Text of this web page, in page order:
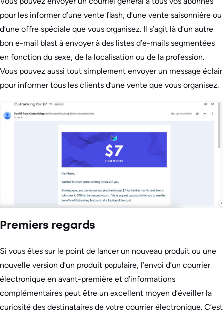
pour les informer d’une vente flash, d’une vente saisonnière ou
d’une offre spéciale que vous organisez. Il s’agit là d’un autre
bon e-mail blast à envoyer à des listes d’e-mails segmentées
en fonction du sexe, de la localisation ou de la profession.
Vous pouvez aussi tout simplement envoyer un message éclair
pour informer tous les clients d’une vente que vous organisez.
Premiers regards
Si vous êtes sur le point de lancer un nouveau produit ou une
nouvelle version d’un produit populaire, l’envoi d’un courrier
électronique en avant-première et d’informations
complémentaires peut être un excellent moyen d’éveiller la
curiosité des destinataires de votre courrier électronique. C’est